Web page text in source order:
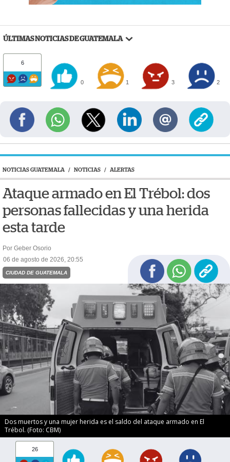
ÚLTIMAS NOTICIAS DE GUATEMALA
6
0 1 3 2
NOTICIAS GUATEMALA / NOTICIAS / ALERTAS
Ataque armado en El Trébol: dos
personas fallecidas y una herida
esta tarde
Por Geber Osorio
06 de agosto de 2026, 20:55
CIUDAD DE GUATEMALA
Dos muertos y una mujer herida es el saldo del ataque armado en El
Trébol. (Foto: CBM)
26